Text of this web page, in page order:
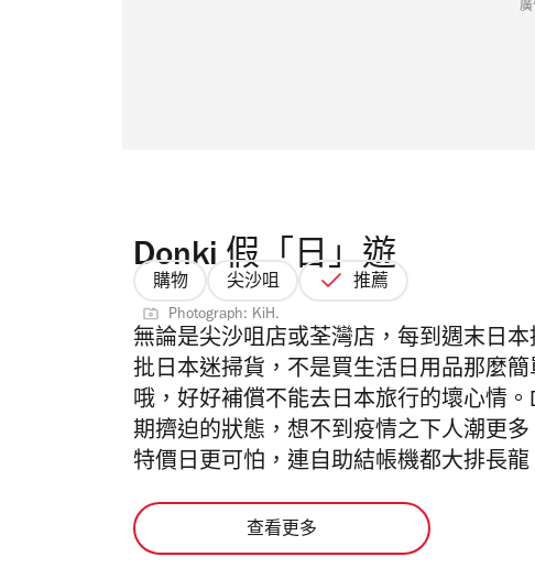
廣
Donki 假「日」遊
購物 尖沙咀 推薦
Photograph: KiH.
無論是尖沙咀店或荃灣店，每到週末日
批日本迷掃貨，不是買生活日用品那麼
哦，好好補償不能去日本旅行的壞心情
期擠迫的狀態，想不到疫情之下人潮更
特價日更可怕，連自助結帳機都大排長龍
查看更多